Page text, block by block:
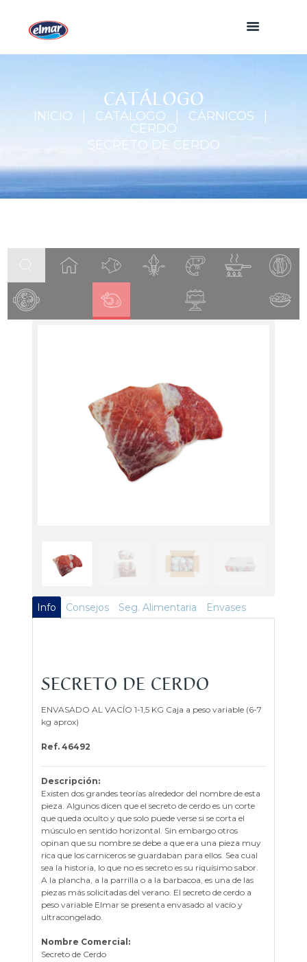
CATÁLOGO
INICIO CATÁLOGO
CÁRNICOS
CERDO
SECRETO DE CERDO
Info Consejos Seg. Alimentaria Envases
SECRETO DE CERDO
ENVASADO AL VACÍO 1-1,5 KG Caja a peso variable (6-7
kg aprox)
Ref. 46492
Descripción:
Existen dos grandes teorías alrededor del nombre de esta
pieza. Algunos dicen que el secreto de cerdo es un corte
que queda oculto y que solo puede verse si se corta el
músculo en sentido horizontal. Sin embargo otros
opinan que su nombre se debe a que era una pieza muy
rica que los carniceros se guardaban para ellos. Sea cual
sea la historia, lo que no es secreto es su riquísimo sabor.
A la plancha, a la parrilla o a la barbacoa, es una de las
piezas más solicitadas del verano. El secreto de cerdo a
peso variable Elmar se presenta envasado al vacío y
ultracongelado.
Nombre Comercial:
Secreto de Cerdo